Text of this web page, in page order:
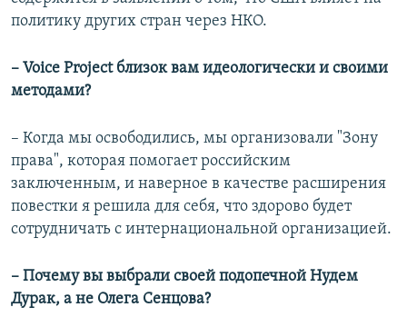
политику других стран через НКО.
– Voice Project близок вам идеологически и своими
методами?
– Когда мы освободились, мы организовали "Зону
права", которая помогает российским
заключенным, и наверное в качестве расширения
повестки я решила для себя, что здорово будет
сотрудничать с интернациональной организацией.
– Почему вы выбрали своей подопечной Нудем
Дурак, а не Олега Сенцова?